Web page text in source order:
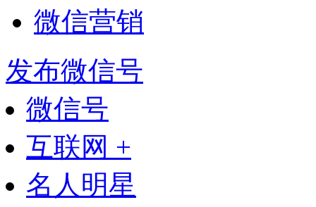
微信营销
发布微信号
微信号
互联网 +
名人明星